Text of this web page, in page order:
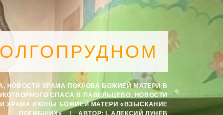
, НОВОСТИ ХРАМА ПОКРОВА БОЖИЕЙ МАТЕРИ В
СПАСА В ПАВЕЛЬЦЕВО, НОВОСТИ
ХРАМА ИКОНЫ БОЖИЕЙ МАТЕРИ «ВЗЫСКАНИЕ
ПОГИБШИХ»
| АВТОР: I. АЛЕКСИЙ ЛУНЁВ